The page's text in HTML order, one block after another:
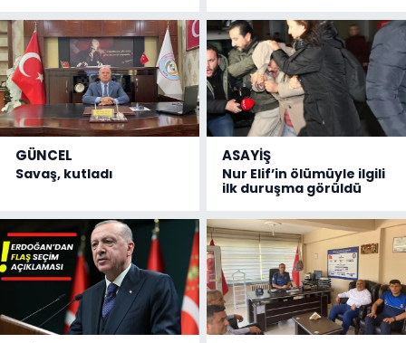
GÜNCEL
Savaş, kutladı
ASAYİŞ
Nur Elif’in ölümüyle ilgili
ilk duruşma görüldü